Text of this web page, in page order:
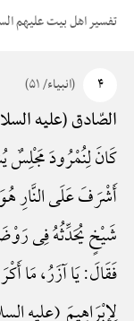
تفسیر اهل بیت علیهم السلام
۴ (انبیاء/ ۵۱)
الصّادق (علیه
کَانَ لِنُمْرُودَ مَجْلِسٌ
أَشْرَفَ عَلَی النَّارِ
شَیْخٍ یُحَدِّثُهُ فِی
فَقَالَ: یَا آزَرُ، مَا